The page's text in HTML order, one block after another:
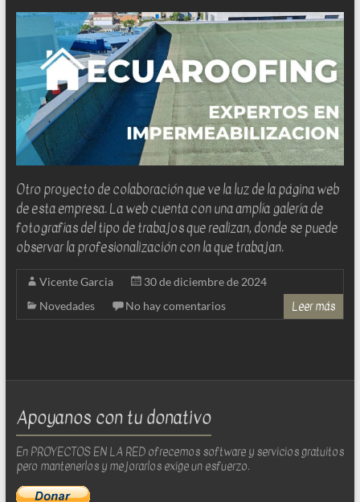
para
la
implantación,
diseño
y
desarrollo
de
web
sites
y
software
web
Otro proyecto de colaboración que ve la luz de la página web
de esta empresa. La web cuenta con una amplía galería de
fotografías del tipo de trabajos que realizan, donde se puede
observar la profesionalización con la que trabajan.
Vicente Garcia
30 de diciembre de 2024
Novedades
No hay comentarios Leer más
Apoyanos con tu donativo
En PROYECTOS EN LA RED ofrecemos software y servicios gratuitos
pero mantenerlos y mejorarlos exige un esfuerzo.